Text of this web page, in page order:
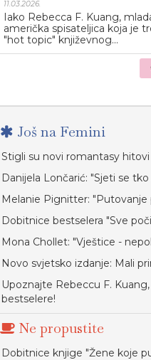
11.03.2026.
Iako Rebecca F. Kuang,
američka spisateljica koja je
"hot topic" književnog...
Još na Femini
Stigli su novi romantasy
Danijela Lončarić: "Sjeti se
Melanie Pignitter:
Dobitnice bestselera "Sve
Mona Chollet: "Vještice -
Novo svjetsko izdanje: Mali
Upoznajte Rebeccu F.
bestselere!
Ne propustite
Dobitnice knjige "Žene koje